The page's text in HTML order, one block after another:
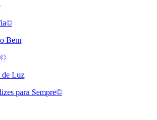
Bem
de Luz
para Sempre©️